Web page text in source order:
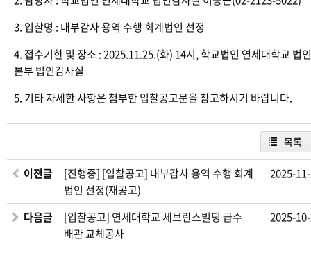
3. 입찰명 : 내부감사 용역 수행 회계법인 선정
4. 접수기한 및 장소 : 2025.11.25.(화) 14시, 학교법인 연세대학교 법인
본부 법인감사실
5. 기타 자세한 사항은 첨부한 입찰공고문을 참고하시기 바랍니다.
목록
이전글
[진행중] [입찰공고] 내부감사 용역 수행 회계
법인 선정(재공고)
2025-
다음글
[입찰공고] 연세대학교 세브란스빌딩 급수
배관 교체공사
2025-